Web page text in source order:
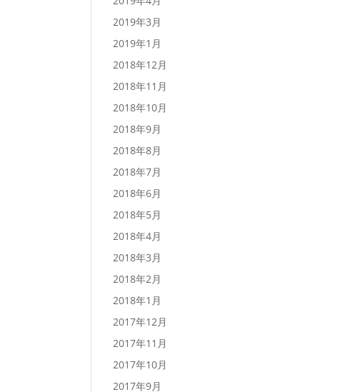
2019年3月
2019年1月
2018年12月
2018年11月
2018年10月
2018年9月
2018年8月
2018年7月
2018年6月
2018年5月
2018年4月
2018年3月
2018年2月
2018年1月
2017年12月
2017年11月
2017年10月
2017年9月